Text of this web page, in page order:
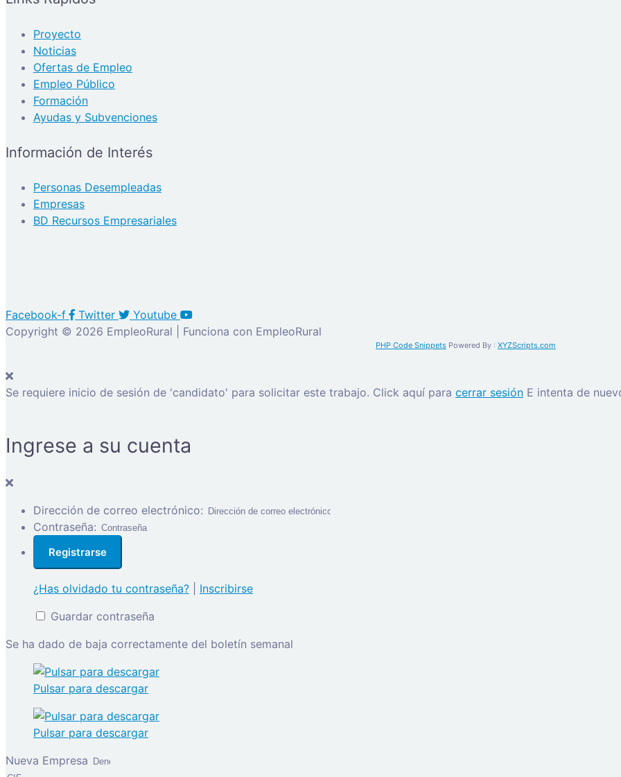
Proyecto
Noticias
Ofertas de Empleo
Empleo Público
Formación
Ayudas y Subvenciones
Información de Interés
Personas Desempleadas
Empresas
BD Recursos Empresariales
Facebook-f Twitter
Youtube
Copyright © 2026 EmpleoRural | Funciona con EmpleoRural
PHP Code Snippets Powered By : XYZScripts.com
Se requiere inicio de sesión de 'candidato' para solicitar este trabajo. Click aquí para cerrar sesión E intenta de
Ingrese a su cuenta
Dirección de correo electrónico:
Contraseña:
¿Has olvidado tu contraseña?
Inscribirse
Guardar contraseña
Se ha dado de baja correctamente del boletín semanal
Pulsar para descargar
Pulsar para descargar
Nueva Empresa